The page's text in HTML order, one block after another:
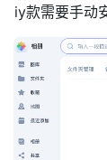
iy款需要手动